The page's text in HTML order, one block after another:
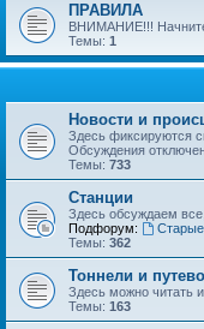
ПРАВИЛА
ВНИМАНИЕ!!! Начните
Темы: 1
Новости и
Здесь фиксируются
Обсуждения
Темы: 733
Станции
Здесь обсуждаем
Подфорум:
Темы: 362
Тоннели и
Здесь можно читать
Темы: 163